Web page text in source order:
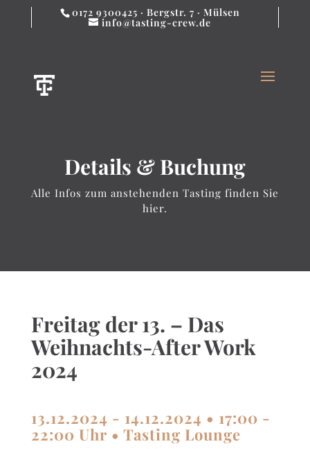
0172 9300425 · Bergstr. 7 · Mülsen
info@tasting-crew.de
Details & Buchung
Alle Infos zum anstehenden Tasting finden Sie
hier.
Freitag der 13. – Das
Weihnachts-After Work
2024
13.12.2024 - 14.12.2024 • 17:00 -
22:00 Uhr • Tasting Lounge